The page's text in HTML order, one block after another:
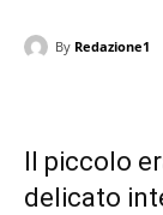
By Redazione1
Il piccolo
delicato